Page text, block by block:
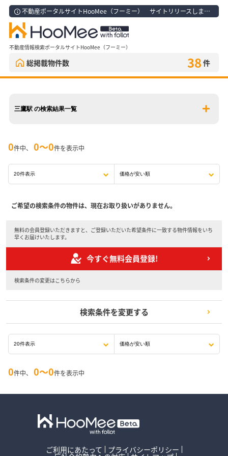
不動産ポータルサイトHooMee（フーミー） サイトリリースしました！
不動産情報検索ポータルサイトHooMee（フーミー）
総掲載物件数 38 件
三鷹駅 の検索結果一覧
0件中、 0〜0件を表示中
ご希望の検索条件の物件は、現在お取り扱いがありません。
無料の会員登録いただきますと、ご登録いただいた希望条件に一致する物件情報をいち
早くお届けいたします。
今すぐ無料会員登録!
検索条件の変更はこちらから
検索条件を変更する
0件中、 0〜0件を表示中
ご利用にあたって プライバシーポリシー